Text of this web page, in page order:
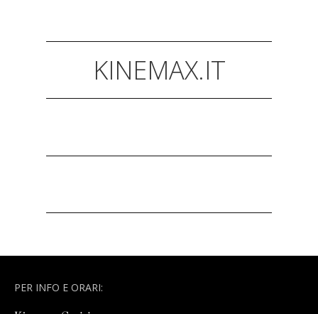
KINEMAX.IT
PER INFO E ORARI: